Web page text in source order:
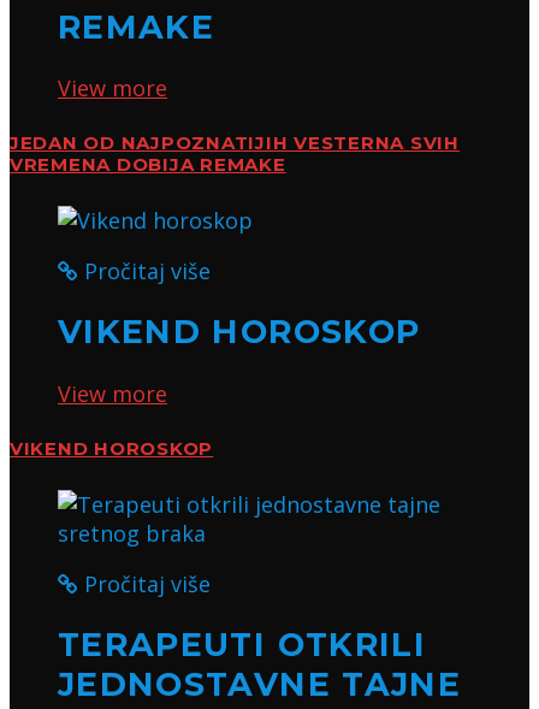
REMAKE
View more
JEDAN OD NAJPOZNATIJIH VESTERNA SVIH
VREMENA DOBIJA REMAKE
Pročitaj više
VIKEND HOROSKOP
View more
VIKEND HOROSKOP
Pročitaj više
TERAPEUTI OTKRILI
JEDNOSTAVNE TAJNE